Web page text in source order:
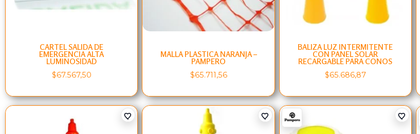
CARTEL SALIDA DE
EMERGENCIA ALTA
LUMINOSIDAD
$67.567,50
MALLA PLASTICA NARANJA –
PAMPERO
$65.711,56
BALIZA LUZ INTERMITENTE
CON PANEL SOLAR
RECARGABLE PARA CONOS
$65.686,87